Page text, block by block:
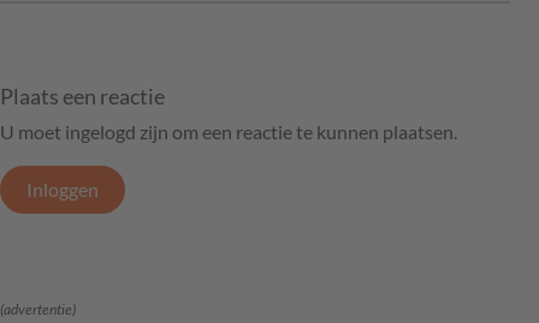
Plaats een reactie
U moet ingelogd zijn om een reactie te kunnen plaatsen.
Inloggen
(advertentie)